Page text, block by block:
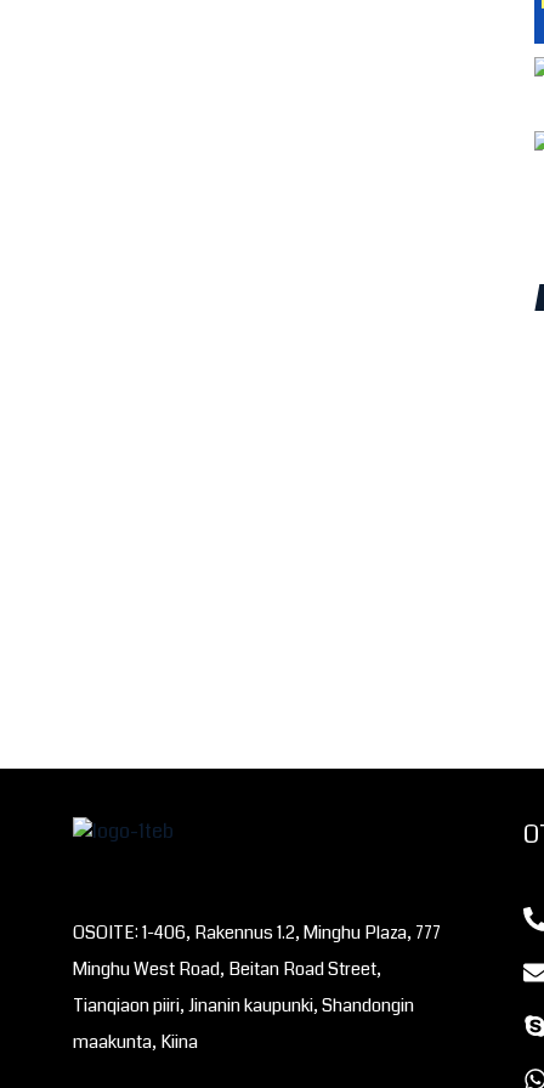
OSOITE: 1-406, Rakennus 1.2, Minghu Plaza, 777
Minghu West Road, Beitan Road Street,
Tianqiaon piiri, Jinanin kaupunki, Shandongin
maakunta, Kiina